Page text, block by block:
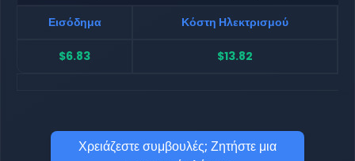
Εισόδημα
Κόστη Ηλεκτρισμού
$6.83 $13.82
Χρειάζεστε συμβουλές; Ζητήστε μια